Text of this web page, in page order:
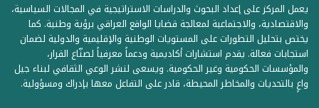
يعمل المركز على إعداد البحوث والدراسات الاستراتيجية في المجالات السياسية،
والاقتصادية، والاجتماعية لمعالجة قضايا الواقع العراقي برؤية وطنية. كما
يختص بتحليل التطورات على المستويات الوطنية والإقليمية والدولية لضمان
استجابات فعالة. يقدم استشارات أكاديمية ودعماً معرفياً لصنّاع القرار،
والمؤسسات الحكومية وغير الحكومية. ويسعى لنشر الوعي الثقافي لبناء جيل
واعٍ بالتحديات والمخاطر المحيطة، قادر على التفاعل معها بإدراك ومسؤولية.